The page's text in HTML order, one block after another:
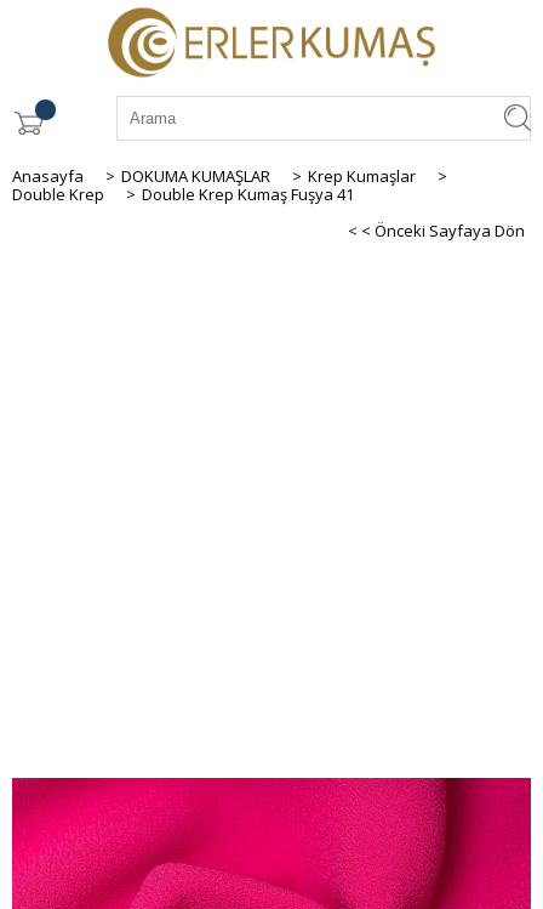
Anasayfa > DOKUMA KUMAŞLAR > Krep Kumaşlar
>
Double Krep
> Double Krep Kumaş Fuşya 41
< < Önceki Sayfaya Dön